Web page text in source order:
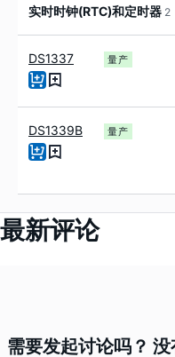
实时时钟(RTC)和定时器 2
DS1337 量产
DS1339B 量产
最新评论
需要发起讨论吗？ 没